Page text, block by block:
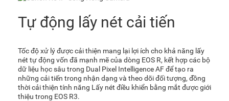
Tự động lấy nét cải tiến
Tốc độ xử lý được cải thiện mang lại lợi ích cho khả năng lấy
nét tự động vốn đã mạnh mẽ của dòng EOS R, kết hợp các bộ
dữ liệu học sâu trong Dual Pixel Intelligence AF để tạo ra
những cải tiến trong nhận dạng và theo dõi đối tượng, đồng
thời cải thiện tính năng Lấy nét điều khiển bằng mắt được giới
thiệu trong EOS R3.